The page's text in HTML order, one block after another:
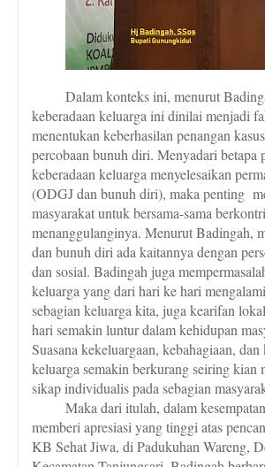
Dalam konteks ini, menurut
keberadaan keluarga ini dinilai menjadi
menentukan keberhasilan penangan
percobaan bunuh diri. Menyadari betapa
keberadaan keluarga menyelesaikan
(ODGJ dan bunuh diri), maka penting
masyarakat untuk bersama-sama
menanggulanginya. Menurut Badingah,
dan bunuh diri ada kaitannya dengan
dan sosial. Badingah juga
keluarga yang dari hari ke hari
sebagian keluarga kita, juga kearifan
hari semakin luntur dalam kehidupan
Suasana kekeluargaan, kebahagiaan, dan
keluarga semakin berkurang seiring kian
sikap individualis pada sebagian
Maka dari itulah, dalam
memberi apresiasi yang tinggi atas
KB Sehat Jiwa, di Padukuhan Wareng,